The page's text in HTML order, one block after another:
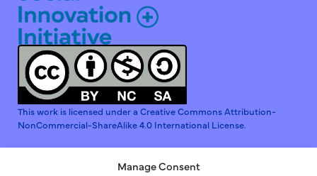
Manage Consent
This work is licensed under a Creative Commons Attribution-
NonCommercial-ShareAlike 4.0 International License.